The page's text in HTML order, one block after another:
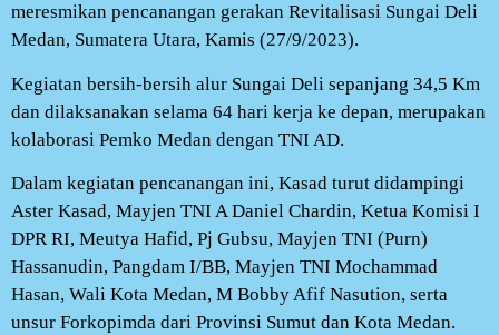
meresmikan pencanangan gerakan Revitalisasi Sungai Deli
Medan, Sumatera Utara, Kamis (27/9/2023).
Kegiatan bersih-bersih alur Sungai Deli sepanjang 34,5 Km
dan dilaksanakan selama 64 hari kerja ke depan, merupakan
kolaborasi Pemko Medan dengan TNI AD.
Dalam kegiatan pencanangan ini, Kasad turut didampingi
Aster Kasad, Mayjen TNI A Daniel Chardin, Ketua Komisi I
DPR RI, Meutya Hafid, Pj Gubsu, Mayjen TNI (Purn)
Hassanudin, Pangdam I/BB, Mayjen TNI Mochammad
Hasan, Wali Kota Medan, M Bobby Afif Nasution, serta
unsur Forkopimda dari Provinsi Sumut dan Kota Medan.